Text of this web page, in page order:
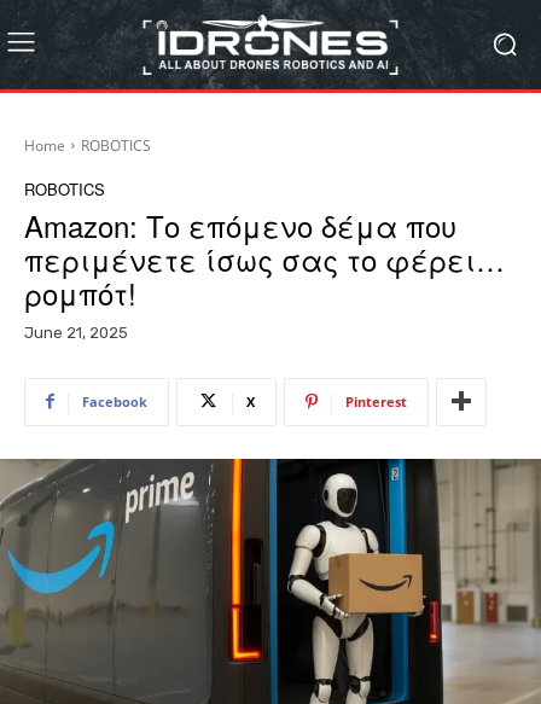
Home ROBOTICS
ROBOTICS
Amazon: Το επόμενο δέμα που
περιμένετε ίσως σας το φέρει…
ρομπότ!
June 21, 2025
Facebook X Pinterest